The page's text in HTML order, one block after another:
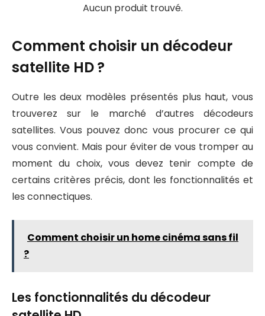
Aucun produit trouvé.
Comment choisir un décodeur
satellite HD ?
Outre les deux modèles présentés plus haut, vous
trouverez sur le marché d’autres décodeurs
satellites. Vous pouvez donc vous procurer ce qui
vous convient. Mais pour éviter de vous tromper au
moment du choix, vous devez tenir compte de
certains critères précis, dont les fonctionnalités et
les connectiques.
Comment choisir un home cinéma sans fil
?
Les fonctionnalités du décodeur